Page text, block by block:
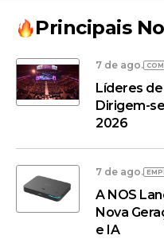
Principais
7 de ago.
Líderes
Dirigem-
2026
7 de ago.
A NOS
Nova
e IA